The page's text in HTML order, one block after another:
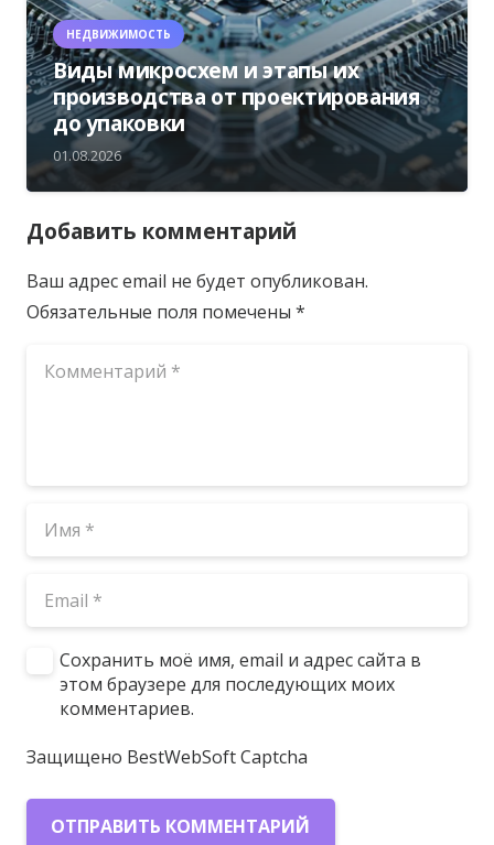
НЕДВИЖИМОСТЬ
Виды микросхем и этапы их
производства от проектирования
до упаковки
01.08.2026
Добавить комментарий
Ваш адрес email не будет опубликован.
Обязательные поля помечены *
Сохранить моё имя, email и адрес сайта в
этом браузере для последующих моих
комментариев.
Защищено BestWebSoft Captcha
ОТПРАВИТЬ КОММЕНТАРИЙ